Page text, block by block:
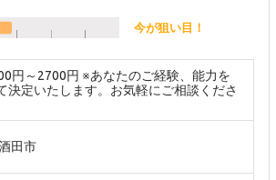
今が狙い目！
円～2700円 ※あなたのご経験、能力を
決定いたします。お気軽にご相談くださ
田市